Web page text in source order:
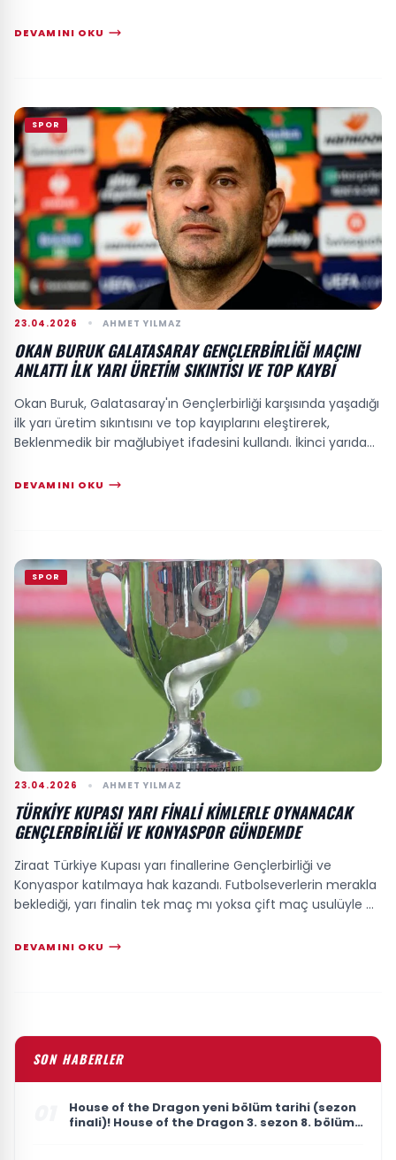
DEVAMINI OKU
SPOR
23.04.2026 AHMET YILMAZ
OKAN BURUK GALATASARAY GENÇLERBIRLIĞI MAÇINI
ANLATTI İLK YARI ÜRETIM SIKINTISI VE TOP KAYBI
Okan Buruk, Galatasaray'ın Gençlerbirliği karşısında yaşadığı
ilk yarı üretim sıkıntısını ve top kayıplarını eleştirerek,
Beklenmedik bir mağlubiyet ifadesini kullandı. İkinci yarıda
DEVAMINI OKU
SPOR
23.04.2026 AHMET YILMAZ
TÜRKIYE KUPASI YARI FINALI KIMLERLE OYNANACAK
GENÇLERBIRLIĞI VE KONYASPOR GÜNDEMDE
Ziraat Türkiye Kupası yarı finallerine Gençlerbirliği ve
Konyaspor katılmaya hak kazandı. Futbolseverlerin merakla
beklediği, yarı finalin tek maç mı yoksa çift maç usulüyle mi
DEVAMINI OKU
SON HABERLER
House of the Dragon yeni bölüm tarihi (sezon
finali)! House of the Dragon 3. sezon 8. bölüm